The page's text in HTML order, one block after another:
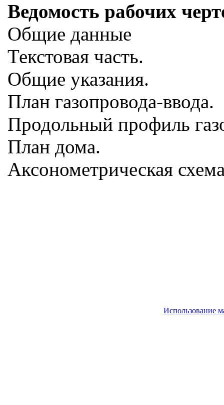
Ведомость рабочих
Общие данные
Текстовая часть.
Общие указания.
План газопровода-ввода.
Продольный профиль
План дома.
Аксонометрическая
Использование